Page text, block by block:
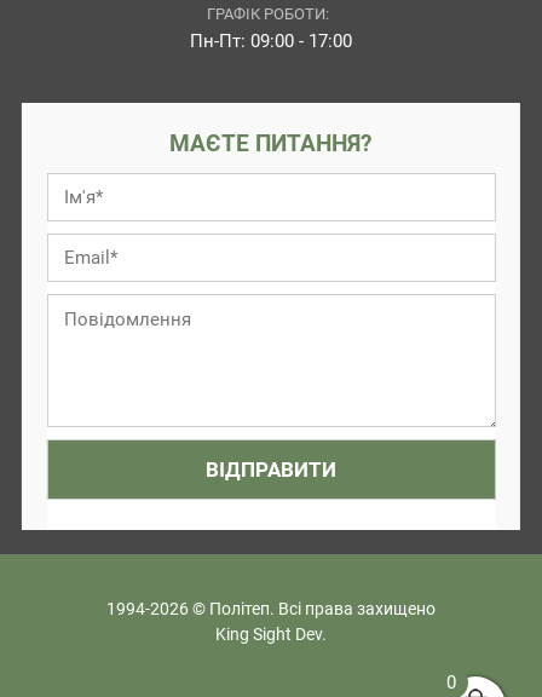
ГРАФІК РОБОТИ:
Пн-Пт: 09:00 - 17:00
МАЄТЕ ПИТАННЯ?
1994-2026 © Політеп. Всі права захищено
King Sight Dev.
0